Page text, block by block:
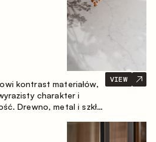
kontrast materiałów,
charakter i
Drewno, metal i szkło
VIEW